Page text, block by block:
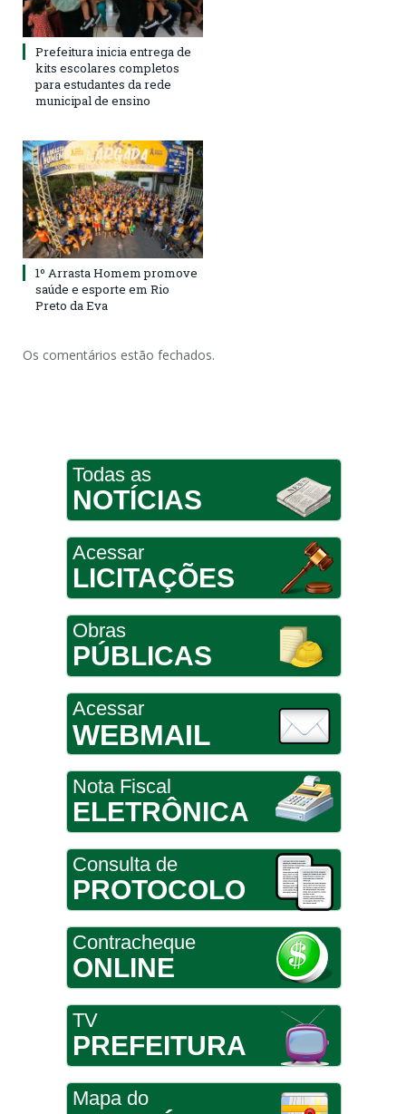
Prefeitura inicia entrega de
kits escolares completos
para estudantes da rede
municipal de ensino
1º Arrasta Homem promove
saúde e esporte em Rio
Preto da Eva
Os comentários estão fechados.
Todas as
NOTÍCIAS
Acessar
LICITAÇÕES
Obras
PÚBLICAS
Acessar
WEBMAIL
Nota Fiscal
ELETRÔNICA
Consulta de
PROTOCOLO
Contracheque
ONLINE
TV
PREFEITURA
Mapa do